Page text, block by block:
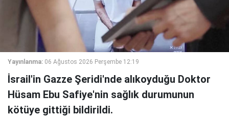
Yayınlanma: 06 Ağustos 2026 Perşembe 12:19
İsrail'in Gazze Şeridi'nde alıkoyduğu Doktor
Hüsam Ebu Safiye'nin sağlık durumunun
kötüye gittiği bildirildi.